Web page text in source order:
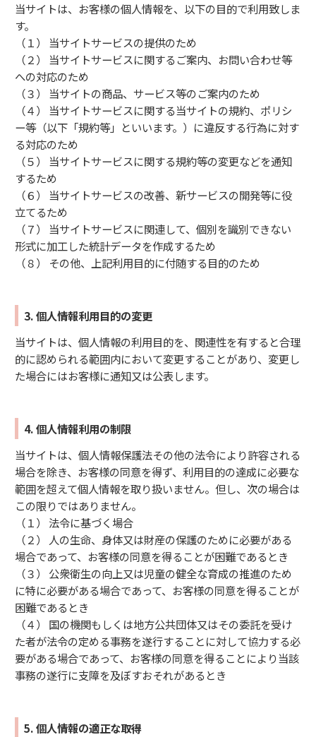
当サイトは、お客様の個人情報を、以下の目的で利用致しま
す。
（１） 当サイトサービスの提供のため
（２） 当サイトサービスに関するご案内、お問い合わせ等
への対応のため
（３） 当サイトの商品、サービス等のご案内のため
（４） 当サイトサービスに関する当サイトの規約、ポリシ
ー等（以下「規約等」といいます。）に違反する行為に対す
る対応のため
（５） 当サイトサービスに関する規約等の変更などを通知
するため
（６） 当サイトサービスの改善、新サービスの開発等に役
立てるため
（７） 当サイトサービスに関連して、個別を識別できない
形式に加工した統計データを作成するため
（８） その他、上記利用目的に付随する目的のため
3. 個人情報利用目的の変更
当サイトは、個人情報の利用目的を、関連性を有すると合理
的に認められる範囲内において変更することがあり、変更し
た場合にはお客様に通知又は公表します。
4. 個人情報利用の制限
当サイトは、個人情報保護法その他の法令により許容される
場合を除き、お客様の同意を得ず、利用目的の達成に必要な
範囲を超えて個人情報を取り扱いません。但し、次の場合は
この限りではありません。
（１） 法令に基づく場合
（２） 人の生命、身体又は財産の保護のために必要がある
場合であって、お客様の同意を得ることが困難であるとき
（３） 公衆衛生の向上又は児童の健全な育成の推進のため
に特に必要がある場合であって、お客様の同意を得ることが
困難であるとき
（４） 国の機関もしくは地方公共団体又はその委託を受け
た者が法令の定める事務を遂行することに対して協力する必
要がある場合であって、お客様の同意を得ることにより当該
事務の遂行に支障を及ぼすおそれがあるとき
5. 個人情報の適正な取得